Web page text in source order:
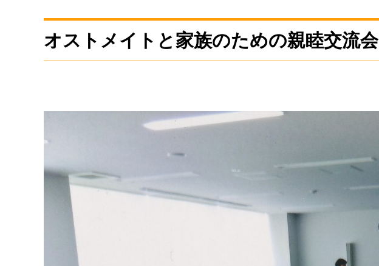
オストメイトと家族のための親睦交流会